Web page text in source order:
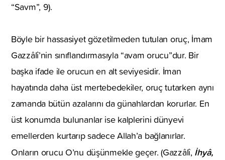
“Savm”, 9).
Böyle bir hassasiyet gözetilmeden tutulan oruç, İmam
Gazzâlî’nin sınıflandırmasıyla “avam orucu”dur. Bir
başka ifade ile orucun en alt seviyesidir. İman
hayatında daha üst mertebedekiler, oruç tutarken aynı
zamanda bütün azalarını da günahlardan korurlar. En
üst konumda bulunanlar ise kalplerini dünyevi
emellerden kurtarıp sadece Allah’a bağlanırlar.
Onların orucu O’nu düşünmekle geçer. (Gazzâlî, İhyâ,